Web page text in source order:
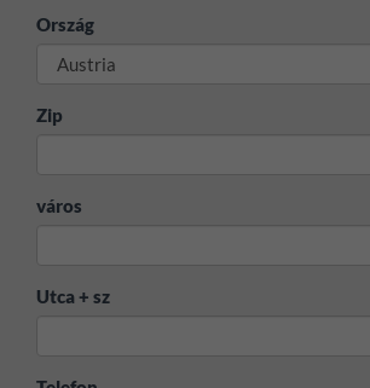
Ország
Zip
város
Utca + sz